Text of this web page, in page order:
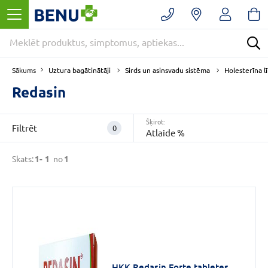
Sākums Uztura bagātinātāji Sirds un asinsvadu sistēma Holesterīna
FiltrētNoņemt
filtrus
Kategorijas
E
APTIEKA
Holesterīna
līmenis (1)
Sirds
asinsvadu
Redasin
Skats:1- 1 no1
Filtrēt 0
Šķirot:
Atlaide %